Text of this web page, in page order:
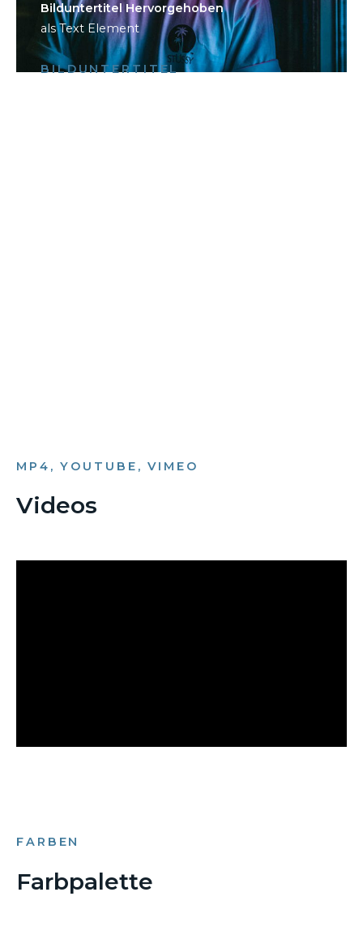
Bild­unter­titel Hervorgehoben
als Text Element
BILDUNTERTITEL
MP4, YOUTUBE, VIMEO
Videos
FARBEN
Farbpalette